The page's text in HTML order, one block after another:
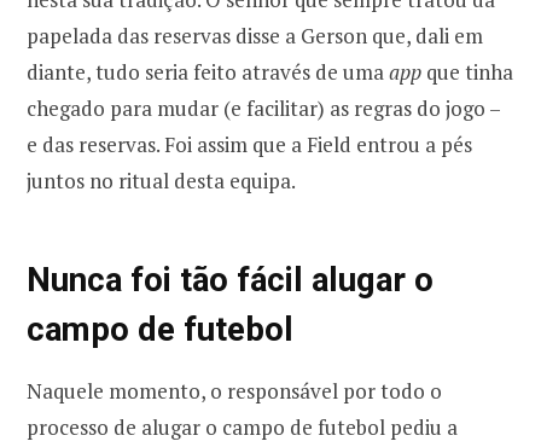
papelada das reservas disse a Gerson que, dali em
diante, tudo seria feito através de umaapp que tinha
chegado para mudar (e facilitar) as regras do jogo –
e das reservas. Foi assim que a Field entrou a pés
juntos no ritual desta equipa.
Nunca foi tão fácil alugar o
campo de futebol
Naquele momento, o responsável por todo o
processo de alugar o campo de futebol pediu a